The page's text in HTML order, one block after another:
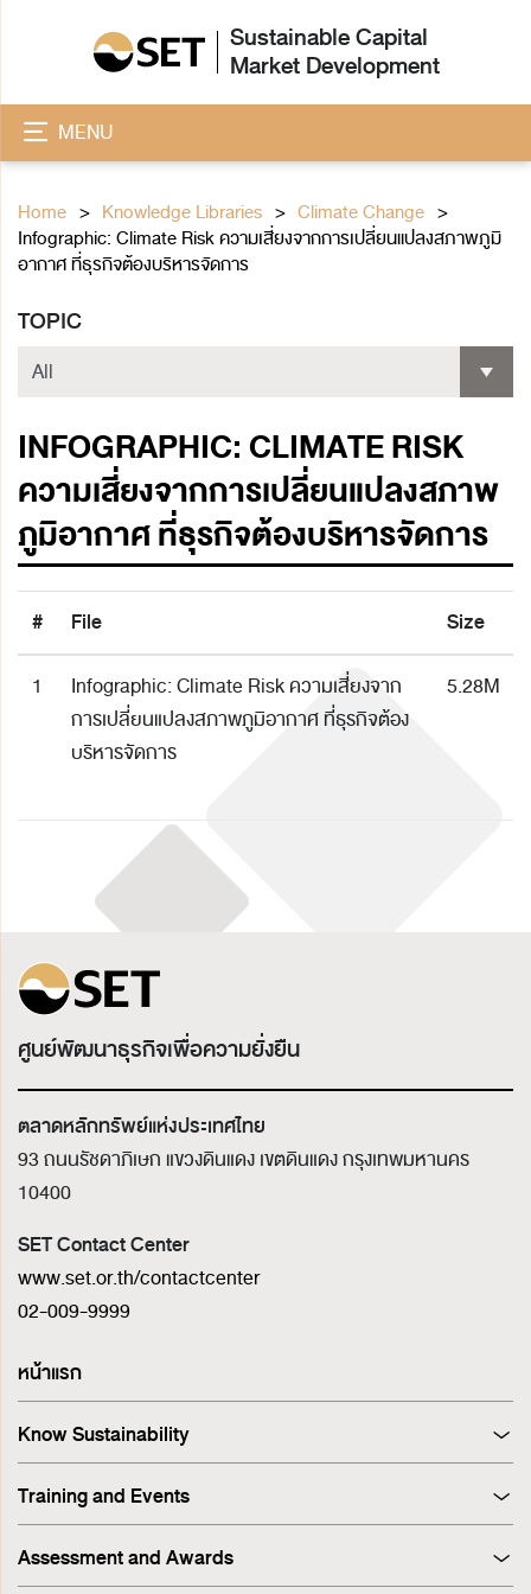
Sustainable Capital
Market Development
MENU
Home Knowledge Libraries
Climate Change
Infographic: Climate Risk ความเสี่ยงจากการเปลี่ยนแปลงสภาพภูมิ
อากาศ ที่ธุรกิจต้องบริหารจัดการ
TOPIC
INFOGRAPHIC: CLIMATE RISK
ความเสี่ยงจากการเปลี่ยนแปลงสภาพ
ภูมิอากาศ ที่ธุรกิจต้องบริหารจัดการ
# File Size
1
Infographic: Climate Risk ความเสี่ยงจาก
การเปลี่ยนแปลงสภาพภูมิอากาศ ที่ธุรกิจต้อง
บริหารจัดการ
5.28M
ศูนย์พัฒนาธุรกิจเพื่อความยั่งยืน
ตลาดหลักทรัพย์แห่งประเทศไทย
93 ถนนรัชดาภิเษก แขวงดินแดง เขตดินแดงกรุงเทพมหานคร
10400
SET Contact Center
www.set.or.th/contactcenter
02-009-9999
หน้าแรก
Know Sustainability
Sustainability at A Glance
Principles and Guidelines
Corporate Governance
Sustainability Management Process
Training and Events
Training
Events
Assessment and Awards
Corporate Governance Report (CGR)